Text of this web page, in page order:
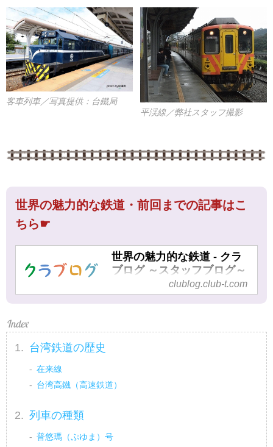
客車列車／写真提供：台鐵局
平渓線／弊社スタッフ撮影
世界の魅力的な鉄道・前回までの記事はこ
ちら☛
世界の魅力的な鉄道 - クラ
ブログ ～スタッフブログ～
｜クラブツーリズム
世界の魅力的な鉄道 の記事一覧
クラブツーリズムでバスツア
四国、九州、ヨーロッパ、アジ
clublog.club-t.com
台湾鉄道の歴史
在来線
台湾高鐵（高速鉄道）
列車の種類
普悠瑪（ぷゆま）号